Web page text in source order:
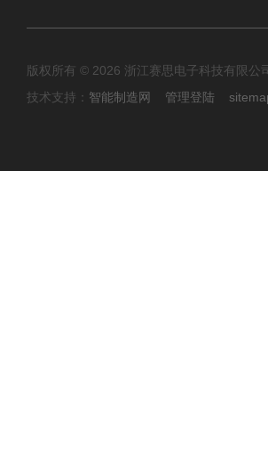
版权所有 © 2026 浙江赛思电子科技有限
技术支持： 智能制造网 管理登陆